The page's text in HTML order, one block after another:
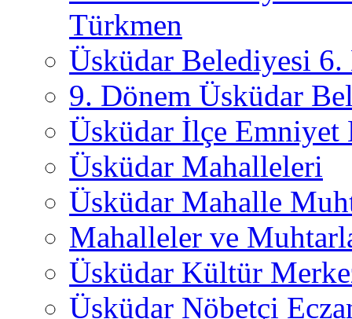
Türkmen
Üsküdar Belediyesi 6.
9. Dönem Üsküdar
Üsküdar İlçe
Üsküdar Mahalleleri
Üsküdar Mahalle
Mahalleler ve
Üsküdar Kültür
Üsküdar Nöbetçi